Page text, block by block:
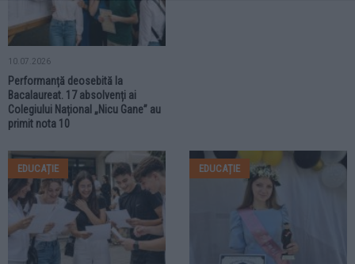
10.07.2026
Performanță deosebită la
Bacalaureat. 17 absolvenți ai
Colegiului Național „Nicu Gane” au
primit nota 10
EDUCAȚIE EDUCAȚIE